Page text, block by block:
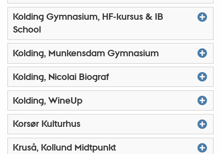
Kolding Gymnasium, HF-kursus & IB
School
Kolding, Munkensdam Gymnasium
Kolding, Nicolai Biograf
Kolding, WineUp
Korsør Kulturhus
Kruså, Kollund Midtpunkt